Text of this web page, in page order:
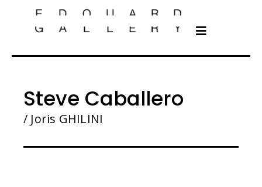
Steve Caballero
/ Joris GHILINI